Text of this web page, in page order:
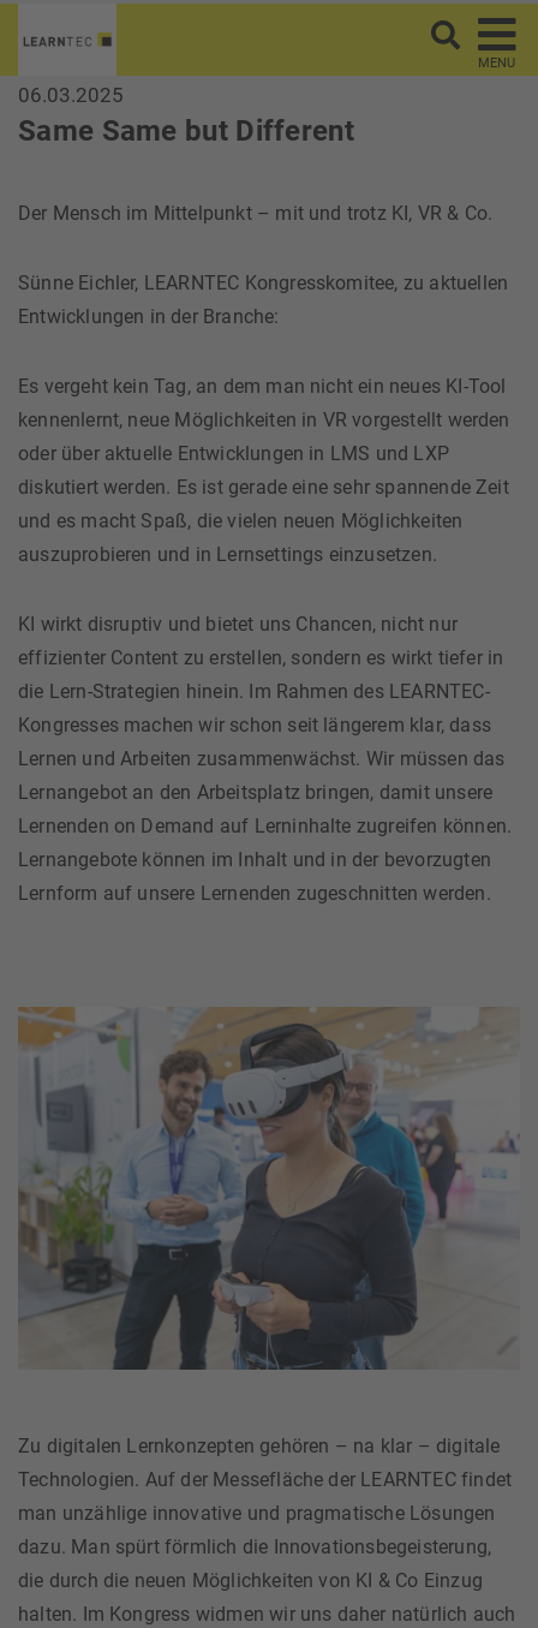
MENU
06.03.2025
Same Same but Different
Der Mensch im Mittelpunkt – mit und trotz KI, VR & Co.
Sünne Eichler, LEARNTEC Kongresskomitee, zu aktuellen
Entwicklungen in der Branche:
Es vergeht kein Tag, an dem man nicht ein neues KI-Tool
kennenlernt, neue Möglichkeiten in VR vorgestellt werden
oder über aktuelle Entwicklungen in LMS und LXP
diskutiert werden. Es ist gerade eine sehr spannende Zeit
und es macht Spaß, die vielen neuen Möglichkeiten
auszuprobieren und in Lernsettings einzusetzen.
KI wirkt disruptiv und bietet uns Chancen, nicht nur
effizienter Content zu erstellen, sondern es wirkt tiefer in
die Lern-Strategien hinein. Im Rahmen des LEARNTEC-
Kongresses machen wir schon seit längerem klar, dass
Lernen und Arbeiten zusammenwächst. Wir müssen das
Lernangebot an den Arbeitsplatz bringen, damit unsere
Lernenden on Demand auf Lerninhalte zugreifen können.
Lernangebote können im Inhalt und in der bevorzugten
Lernform auf unsere Lernenden zugeschnitten werden.
Zu digitalen Lernkonzepten gehören – na klar – digitale
Technologien. Auf der Messefläche der LEARNTEC findet
man unzählige innovative und pragmatische Lösungen
dazu. Man spürt förmlich die Innovationsbegeisterung,
die durch die neuen Möglichkeiten von KI & Co Einzug
halten. Im Kongress widmen wir uns daher natürlich auch